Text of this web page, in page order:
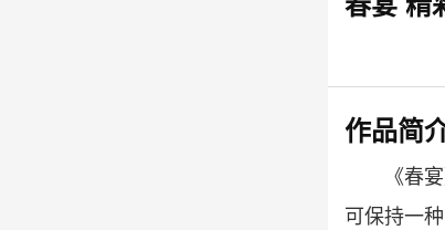
作品简介
《春
可保持一